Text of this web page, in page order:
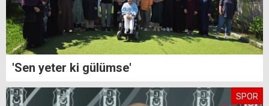
'Sen yeter ki gülümse'
SPOR